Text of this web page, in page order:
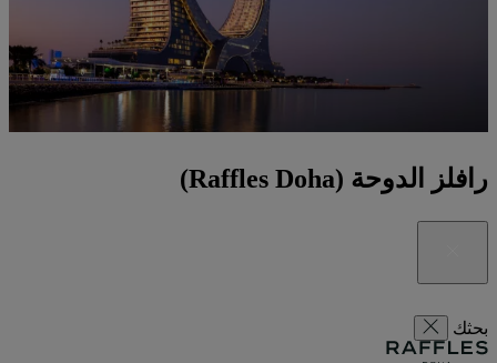
رافلز الدوحة (Raffles Doha)
بحثك